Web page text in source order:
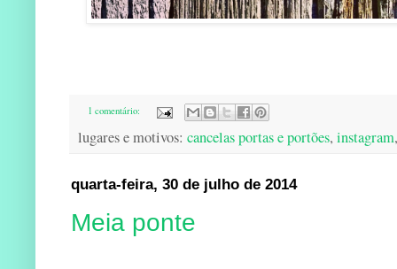
1 comentário:
lugares e motivos: cancelas portas e portões, instagram
quarta-feira, 30 de julho de 2014
Meia ponte